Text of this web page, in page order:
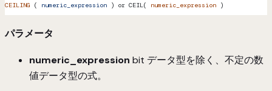
CEILING ( numeric_expression ) or CEIL( numeric_expression )
パラメータ
numeric_expression bit データ型を除く、不定の数
値データ型の式。